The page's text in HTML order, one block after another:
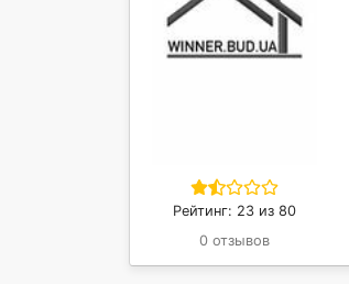
Рейтинг: 23 из 80
0 отзывов